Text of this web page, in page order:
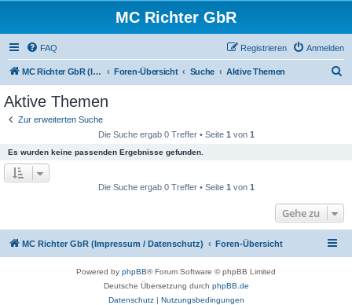
MC Richter GbR
FAQ Anmelden
Registrieren
MC Richter GbR (Impressum / Datenschutz) Foren-Übersicht Suche Aktive Themen
Aktive Themen
Zur erweiterten Suche
Die Suche ergab 0 Treffer • Seite 1 von 1
Es wurden keine passenden Ergebnisse gefunden.
Die Suche ergab 0 Treffer • Seite 1 von 1
Gehe zu
MC Richter GbR (Impressum / Datenschutz) Foren-Übersicht
Powered by phpBB® Forum Software © phpBB Limited
Deutsche Übersetzung durch phpBB.de
Datenschutz| Nutzungsbedingungen